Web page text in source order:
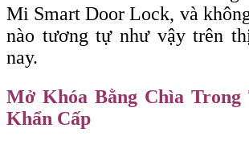
Mi Smart Door Lock, và
nào tương tự như vậy trên
nay.
Mở Khóa Bằng Chìa Trong
Khẩn Cấp